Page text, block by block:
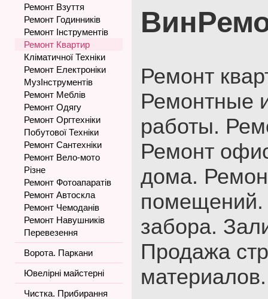
Ремонт Взуття
Ремонт Годинників
Ремонт Інструментів
Ремонт Квартир
Кліматичної Техніки
Ремонт Електроніки
МузІнструментів
Ремонт Меблів
Ремонт Одягу
Ремонт Оргтехніки
Побутової Техніки
Ремонт Сантехніки
Ремонт Вело-мото
Різне
Ремонт Фотоапаратів
Ремонт Автоскла
Ремонт Чемоданів
Ремонт Навушників
Перевезення
Ворота. Паркани
Ювелірні майстерні
Чистка. Прибирання
Ремонт
Ремонтные
работы.
Ремонт
дома.
помещений.
забора.
Продажа
материалов.